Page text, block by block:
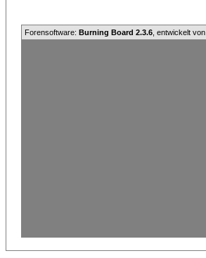
Forensoftware: Burning Board 2.3.6 , entwickelt von